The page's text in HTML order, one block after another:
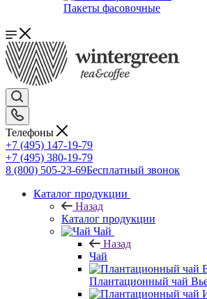
Пакеты фасовочные
Телефоны
+7 (495) 147-19-79
+7 (495) 380-19-79
8 (800) 505-23-69Бесплатный звонок
Каталог продукции
Назад
Каталог продукции
Чай
Назад
Чай
Плантационный чай